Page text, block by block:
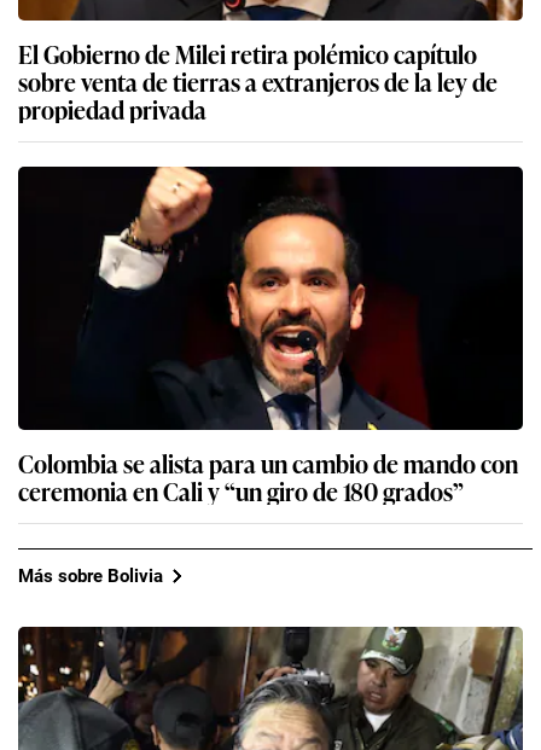
El Gobierno de Milei retira polémico capítulo
sobre venta de tierras a extranjeros de la ley de
propiedad privada
Colombia se alista para un cambio de mando con
ceremonia en Cali y “un giro de 180 grados”
Más sobre Bolivia